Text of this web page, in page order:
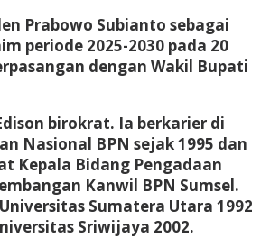
Prabowo Subianto sebagai
periode 2025-2030 pada 20
dengan Wakil Bupati
birokrat. Ia berkarier di
Nasional BPN sejak 1995 dan
Kepala Bidang Pengadaan
Kanwil BPN Sumsel.
Sumatera Utara 1992
Sriwijaya 2002.